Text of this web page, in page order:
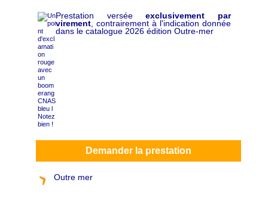
Prestation verséeexclusivement par
virement, contrairement à l'indication donnée
dans le catalogue 2026 édition Outre-mer
Demander la prestation
Outre mer